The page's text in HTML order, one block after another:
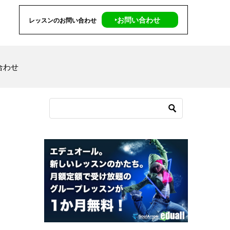
レッスンのお問い合わせ ‣お問い合わせ
わせ